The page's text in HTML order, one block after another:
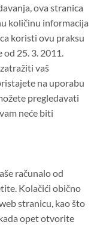
ova stranica
količinu informacija
koristi ovu praksu
25. 3. 2011.
vaš
na uporabu
pregledavati
neće biti
računalo od
Kolačići obično
stranicu, kao što
opet otvorite